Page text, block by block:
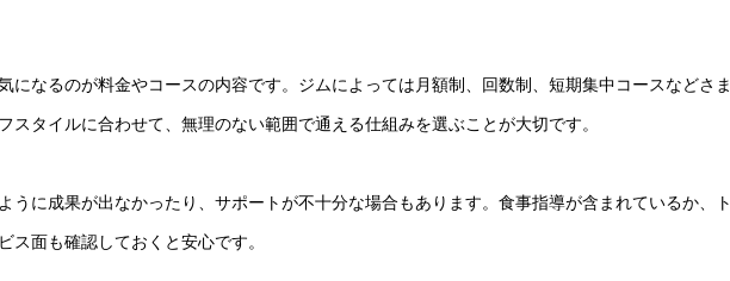
になるのが料金やコースの内容です。ジムによっては月額制、回数制、短期集中コースなどさ
スタイルに合わせて、無理のない範囲で通える仕組みを選ぶことが大切です。
うに成果が出なかったり、サポートが不十分な場合もあります。食事指導が含まれているか、
ス面も確認しておくと安心です。